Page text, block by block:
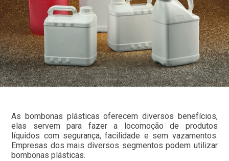
As bombonas plásticas oferecem diversos benefícios,
elas servem para fazer a locomoção de produtos
líquidos com segurança, facilidade e sem vazamentos.
Empresas dos mais diversos segmentos podem utilizar
bombonas plásticas.